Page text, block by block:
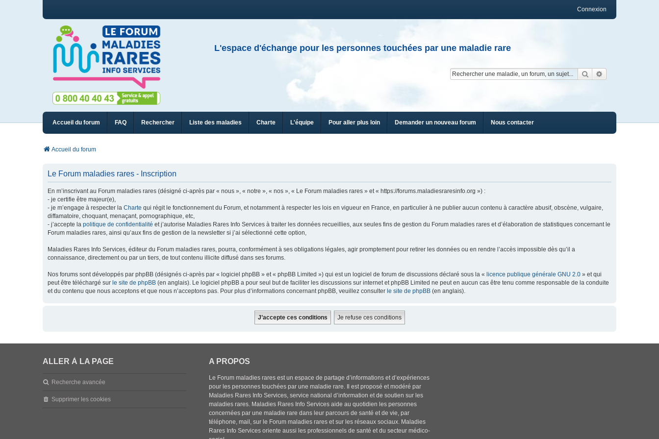
Connexion
L'espace d'échange pour les personnes touchées par une maladie rare
Rechercher
Accueil du forum FAQ Rechercher Liste des maladies Charte L'équipe Pour aller plus loin Demander un nouveau forum Nous contacter
Accueil du forum
Le Forum maladies rares - Inscription
En m’inscrivant au Forum maladies rares (désigné ci-après par « nous », « notre », « nos », « Le Forum maladies rares » et « https://forums.maladiesraresinfo.org ») :
- je certifie être majeur(e),
- je m’engage à respecter la Charte qui régit le fonctionnement du Forum, et notamment à respecter les lois en vigueur en France, en particulier à ne publier aucun contenu à caractère abusif, obscène, vulgaire,
diffamatoire, choquant, menaçant, pornographique, etc,
- j’accepte la politique de confidentialité et j’autorise Maladies Rares Info Services à traiter les données recueillies, aux seules fins de gestion du Forum maladies rares et d’élaboration de statistiques concernant le
Forum maladies rares, ainsi qu’aux fins de gestion de la newsletter si j’ai sélectionné cette option,
Maladies Rares Info Services, éditeur du Forum maladies rares, pourra, conformément à ses obligations légales, agir promptement pour retirer les données ou en rendre l’accès impossible dès qu’il a
connaissance, directement ou par un tiers, de tout contenu illicite diffusé dans ses forums.
Nos forums sont développés par phpBB (désignés ci-après par « logiciel phpBB » et « phpBB Limited ») qui est un logiciel de forum de discussions déclaré sous la « licence publique générale GNU 2.0 » et qui
peut être téléchargé sur le site de phpBB (en anglais). Le logiciel phpBB a pour seul but de faciliter les discussions sur internet et phpBB Limited ne peut en aucun cas être tenu comme responsable de la conduite
et du contenu que nous acceptons et que nous n’acceptons pas. Pour plus d’informations concernant phpBB, veuillez consulter le site de phpBB (en anglais).
ALLER À LA PAGE
Recherche avancée
Supprimer les cookies
A PROPOS
Le Forum maladies rares est un espace de partage d’informations et d’expériences
pour les personnes touchées par une maladie rare. Il est proposé et modéré par
Maladies Rares Info Services, service national d’information et de soutien sur les
maladies rares. Maladies Rares Info Services aide au quotidien les personnes
concernées par une maladie rare dans leur parcours de santé et de vie, par
téléphone, mail, sur le Forum maladies rares et sur les réseaux sociaux. Maladies
Rares Info Services oriente aussi les professionnels de santé et du secteur médico-